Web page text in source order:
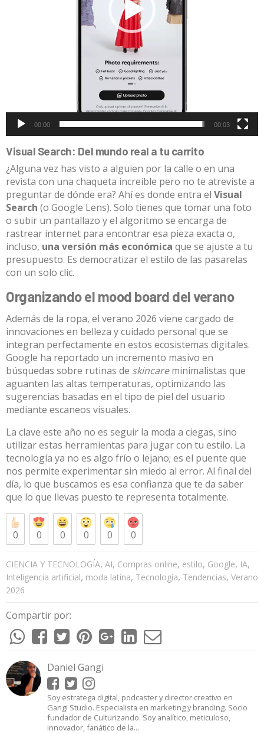
00:00 00:03
Visual Search: Del mundo real a tu carrito
¿Alguna vez has visto a alguien por la calle o en una
revista con una chaqueta increíble pero no te atreviste a
preguntar de dónde era? Ahí es donde entra el Visual
Search (o Google Lens). Solo tienes que tomar una foto
o subir un pantallazo y el algoritmo se encarga de
rastrear internet para encontrar esa pieza exacta o,
incluso, una versión más económica que se ajuste a tu
presupuesto. Es democratizar el estilo de las pasarelas
con un solo clic.
Organizando el mood board del verano
Además de la ropa, el verano 2026 viene cargado de
innovaciones en belleza y cuidado personal que se
integran perfectamente en estos ecosistemas digitales.
Google ha reportado un incremento masivo en
búsquedas sobre rutinas de skincareminimalistas que
aguanten las altas temperaturas, optimizando las
sugerencias basadas en el tipo de piel del usuario
mediante escaneos visuales.
La clave este año no es seguir la moda a ciegas, sino
utilizar estas herramientas para jugar con tu estilo. La
tecnología ya no es algo frío o lejano; es el puente que
nos permite experimentar sin miedo al error. Al final del
día, lo que buscamos es esa confianza que te da saber
que lo que llevas puesto te representa totalmente.
0 0 0 0 0 0
CIENCIA Y TECNOLOGÍA, AI, Compras online, estilo, Google, IA,
Inteligencia artificial, moda latina, Tecnología, Tendencias, Verano
2026
Compartir por:
Daniel Gangi
Soy estratega digital, podcaster y director creativo en
Gangi Studio. Especialista en marketing y branding. Socio
fundador de Culturizando. Soy analítico, meticuloso,
innovador, fanático de la...